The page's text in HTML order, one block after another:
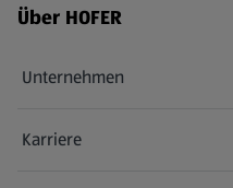
Fußzeilenmenü - weitere Links
Über HOFER
Unternehmen
Karriere
(öffnet in einem neuen Tab)